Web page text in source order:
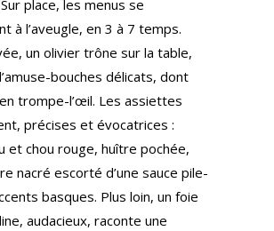
place, les menus se
à l’aveugle, en 3 à 7 temps.
un olivier trône sur la table,
bouches délicats, dont
trompe-l’œil. Les assiettes
précises et évocatrices :
et chou rouge, huître pochée,
nacré escorté d’une sauce pile-
basques. Plus loin, un foie
audacieux, raconte une